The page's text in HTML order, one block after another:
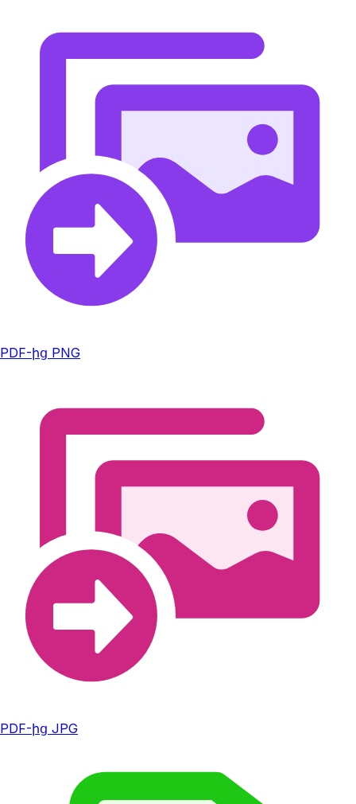
PDF-ից PNG
PDF-ից JPG